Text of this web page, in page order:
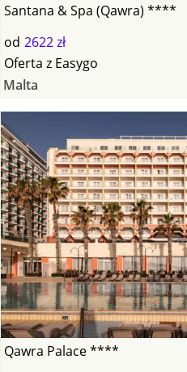
Santana & Spa (Qawra) ****
od 2622 zł
Oferta z Easygo
Malta
Qawra Palace ****